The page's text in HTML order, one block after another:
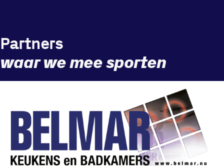
Partners
waar we mee sporten